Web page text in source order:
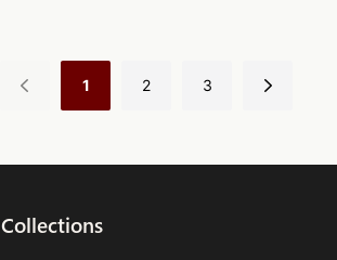
1 2 3
Collections